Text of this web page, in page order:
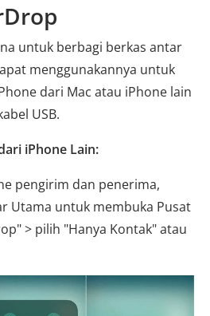
untuk berbagi berkas antar
menggunakannya untuk
dari Mac atau iPhone lain
USB.
iPhone Lain:
pengirim dan penerima,
Utama untuk membuka Pusat
> pilih "Hanya Kontak" atau